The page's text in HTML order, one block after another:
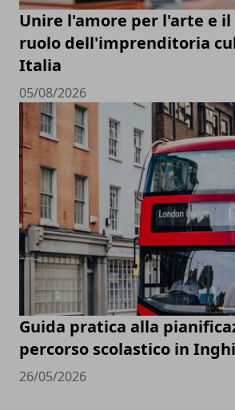
Unire l'amore per l'arte e il
ruolo dell'imprenditoria
Italia
05/08/2026
Guida pratica alla
percorso scolastico in
26/05/2026